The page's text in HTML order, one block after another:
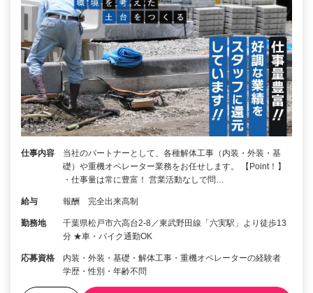
仕事内容
当社のパートナーとして、各種解体工事（内装・外装・基
礎）や重機オペレーター業務をお任せします。 【Point！】
・仕事量は常に豊富！ 営業活動なしで問…
給与 報酬 完全出来高制
勤務地
千葉県松戸市六高台2-8／東武野田線「六実駅」より徒歩13
分 ★車・バイク通勤OK
応募資格
内装・外装・基礎・解体工事・重機オペレーターの経験者
学歴・性別・年齢不問